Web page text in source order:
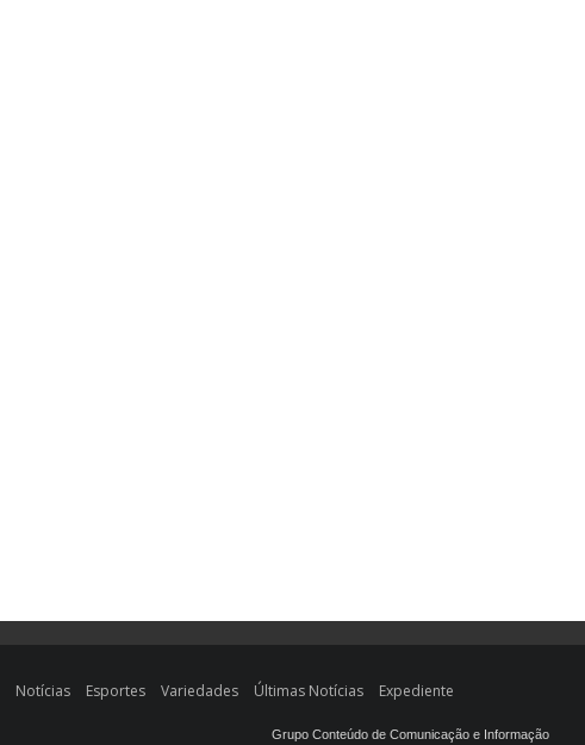
Notícias Esportes Variedades Últimas Notícias Expediente
Grupo Conteúdo de Comunicação e Informação